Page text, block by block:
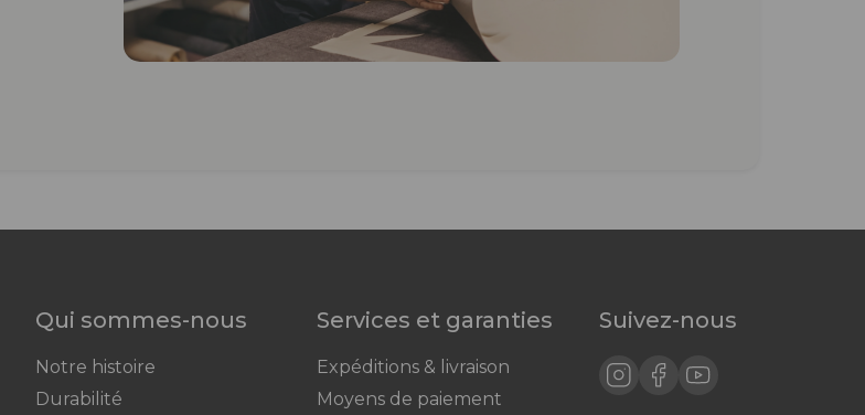
Qui sommes-nous
Notre histoire
Durabilité
Services et garanties
Expéditions & livraison
Moyens de paiement
Suivez-nous